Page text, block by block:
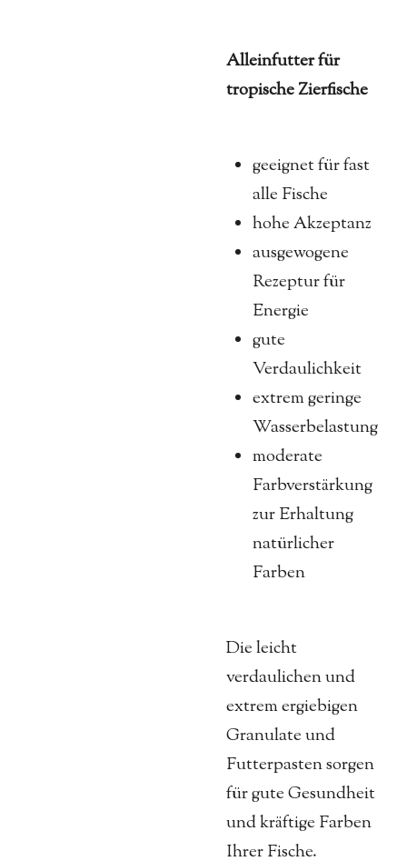
Alleinfutter für
tropische Zierfische
geeignet für fast
alle Fische
hohe Akzeptanz
ausgewogene
Rezeptur für
Energie
gute
Verdaulichkeit
extrem geringe
Wasserbelastung
moderate
Farbverstärkung
zur Erhaltung
natürlicher
Farben
Die leicht
verdaulichen und
extrem ergiebigen
Granulate und
Futterpasten sorgen
für gute Gesundheit
und kräftige Farben
Ihrer Fische.